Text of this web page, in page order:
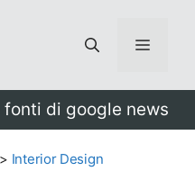
Menu
di google news
Interior Design